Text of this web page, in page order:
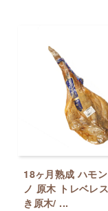
18ヶ月熟成 ハモ
ノ 原木 トレベレ
き原木/ ...